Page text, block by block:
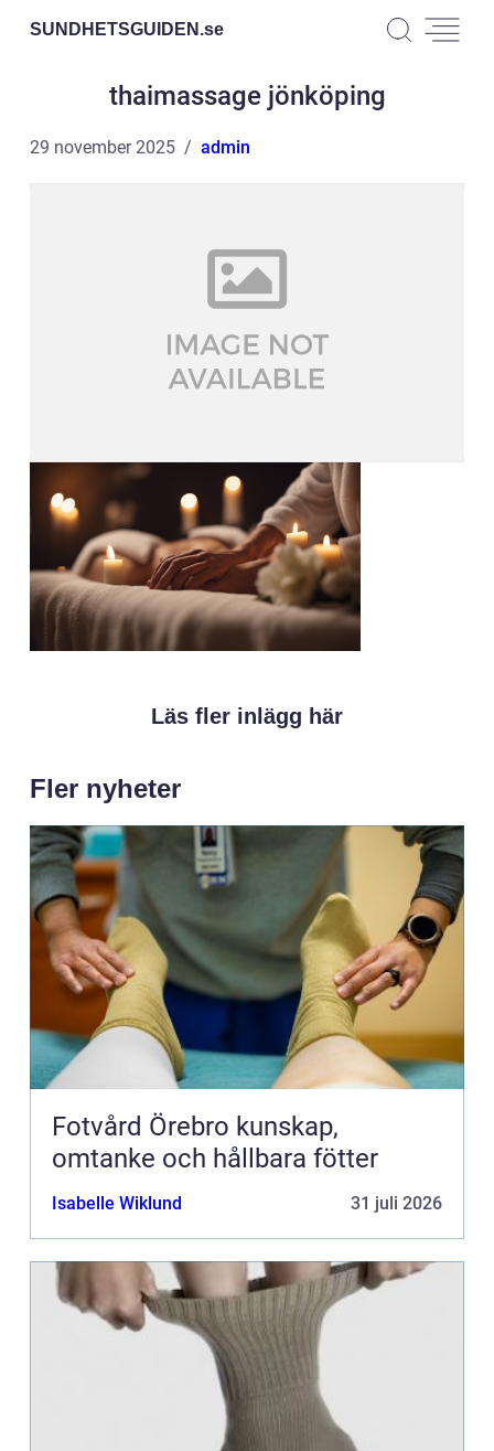
SUNDHETSGUIDEN.se
thaimassage jönköping
29 november 2025 admin
Läs fler inlägg här
Fler nyheter
Fotvård Örebro kunskap,
omtanke och hållbara fötter
Isabelle Wiklund 31 juli 2026